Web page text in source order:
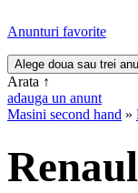
Anunturi favorite
Arata ↑
adauga un anunt
Masini second hand »